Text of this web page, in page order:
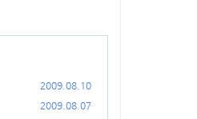
2009.08.10
2009.08.07